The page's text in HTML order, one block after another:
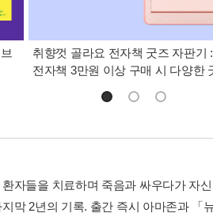
취향껏 골라요 전자책 굿즈 자판기 :
전자책 3만원 이상 구매 시 다양한
자들을 치료하며 죽음과 싸우다가 자
막 2년의 기록. 출간 즉시 아마존과 「